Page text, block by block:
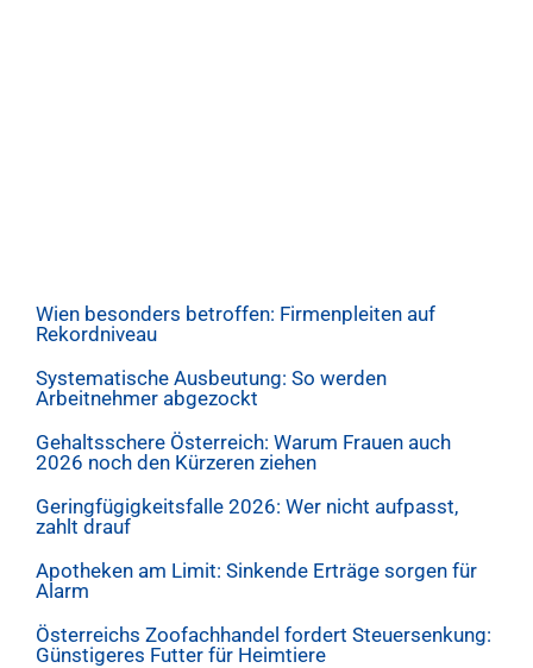
Wien besonders betroffen: Firmenpleiten auf
Rekordniveau
Systematische Ausbeutung: So werden
Arbeitnehmer abgezockt
Gehaltsschere Österreich: Warum Frauen auch
2026 noch den Kürzeren ziehen
Geringfügigkeitsfalle 2026: Wer nicht aufpasst,
zahlt drauf
Apotheken am Limit: Sinkende Erträge sorgen für
Alarm
Österreichs Zoofachhandel fordert Steuersenkung:
Günstigeres Futter für Heimtiere